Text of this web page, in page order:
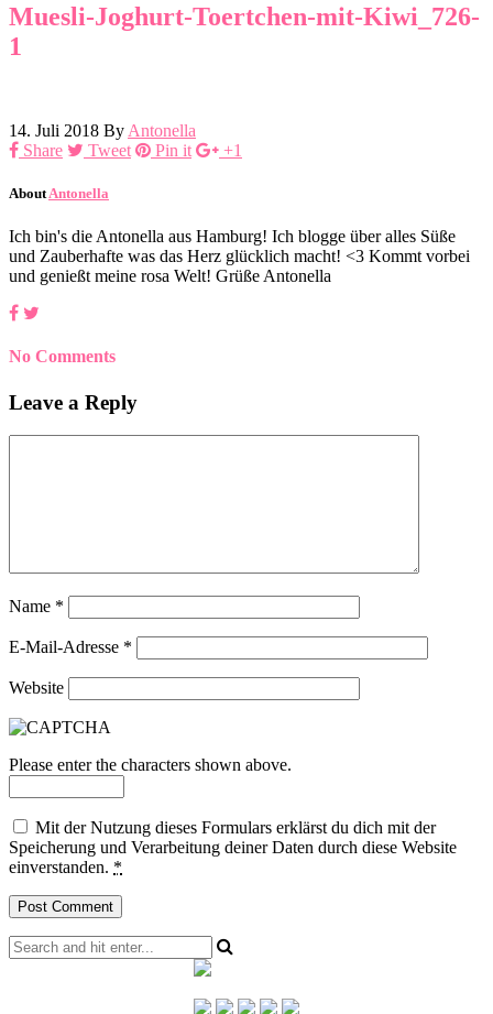
Muesli-Joghurt-Toertchen-mit-Kiwi_726-
1
14. Juli 2018 By Antonella
Share
Tweet Pin it +1
About Antonella
Ich bin's die Antonella aus Hamburg! Ich blogge über alles Süße
und Zauberhafte was das Herz glücklich macht! <3 Kommt vorbei
und genießt meine rosa Welt! Grüße Antonella
No Comments
Leave a Reply
Name *
E-Mail-Adresse *
Website
Please enter the characters shown above.
Mit der Nutzung dieses Formulars erklärst du dich mit der
Speicherung und Verarbeitung deiner Daten durch diese Website
einverstanden. *